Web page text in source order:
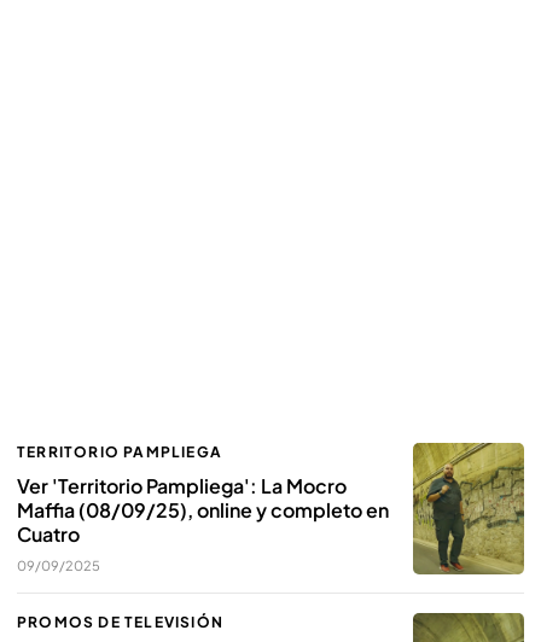
TERRITORIO PAMPLIEGA
Ver 'Territorio Pampliega': La Mocro
Maffia (08/09/25), online y completo en
Cuatro
09/09/2025
PROMOS DE TELEVISIÓN